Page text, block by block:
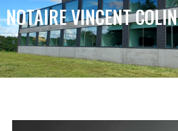
NOTAIRE VINCENT COLIN